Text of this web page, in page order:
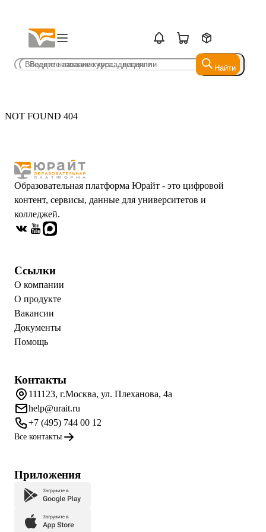
Найти
Найти
NOT FOUND 404
Образовательная платформа Юрайт - это цифровой
контент, сервисы, данные для университетов и
колледжей.
Ссылки
О компании
О продукте
Вакансии
Документы
Помощь
Контакты
111123, г.Москва, ул. Плеханова, 4а
help@urait.ru
+7 (495) 744 00 12
Все контакты
Приложения